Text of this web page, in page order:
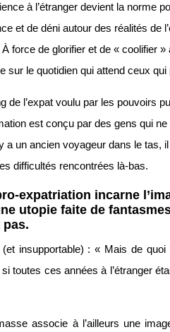
à l’étranger devient la norme
et de déni autour des réalités de
force de glorifier et de « coolifier
sur le quotidien qui attend ceux qui
de l’expat voulu par les pouvoirs
est conçu par des gens qui
a un ancien voyageur dans le tas,
difficultés rencontrées là-bas.
expatriation incarne
utopie faite de
pas.
(et insupportable) : « Mais de
toutes ces années à l’étranger
associe à l’ailleurs une